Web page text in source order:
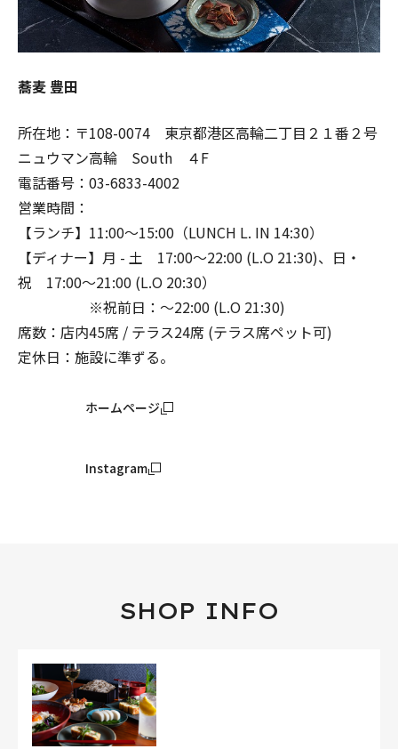
蕎麦 豊田
所在地：〒108-0074 東京都港区高輪二丁目２１番２号
ニュウマン高輪 South ４F
電話番号：03-6833-4002
営業時間：
【ランチ】11:00〜15:00（LUNCH L. IN 14:30）
【ディナー】月 - 土 17:00〜22:00 (L.O 21:30)、日・
祝 17:00〜21:00 (L.O 20:30）
※祝前日：〜22:00 (L.O 21:30)
席数：店内45席 / テラス24席 (テラス席ペット可)
定休日：施設に準ずる。
ホームページ
Instagram
SHOP INFO